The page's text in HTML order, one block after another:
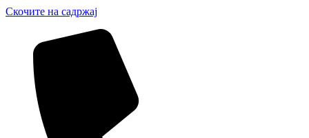
Скочите на садржај